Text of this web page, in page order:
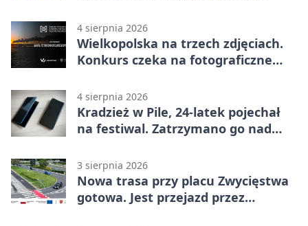
4 sierpnia 2026
Wielkopolska na trzech zdjęciach.
Konkurs czeka na fotograficzne
4 sierpnia 2026
Kradzież w Pile, 24-latek pojechał
na festiwal. Zatrzymano go nad
3 sierpnia 2026
Nowa trasa przy placu Zwycięstwa
gotowa. Jest przejazd przez